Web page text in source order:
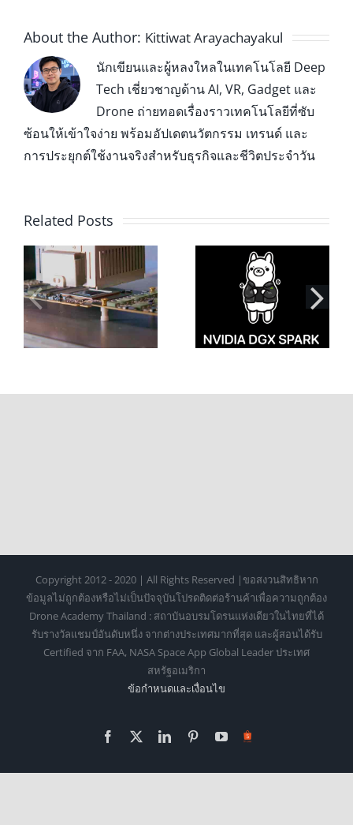
About the Author: Kittiwat Arayachayakul
นักเขียนและผู้หลงใหลในเทคโนโลยี Deep
Tech เชี่ยวชาญด้าน AI, VR, Gadget และ
Drone ถ่ายทอดเรื่องราวเทคโนโลยีที่ซับ
ซ้อนให้เข้าใจง่าย พร้อมอัปเดตนวัตกรรม เทรนด์ และ
การประยุกต์ใช้งานจริงสำหรับธุรกิจและชีวิตประจำวัน
Related Posts
เชื่อมต่อ Ollama
บน NVIDIA DGX
Spark ด้วย SSH
Tunnel เพื่อใช้
เปิดเผยความแตก
ต่าง Firmware
ระหว่าง NVIDIA
GB10 และ Dell
Copyright 2012 - 2020 | All Rights Reserved |ขอสงวนสิทธิหาก
ข้อมูลไม่ถูกต้องหรือไม่เป็นปัจจุบันโปรดติดต่อร้านค้าเพื่อความถูกต้อง
Drone Academy Thailand : สถาบันอบรมโดรนแห่งเดียวในไทยที่ได้
รับรางวัลแชมป์อันดับหนึ่ง จากต่างประเทศมากที่สุด และผู้สอนได้รับ
Certified จาก FAA, NASA Space App Global Leader ประเทศ
สหรัฐอเมริกา
ข้อกำหนดเเละเงื่อนไข